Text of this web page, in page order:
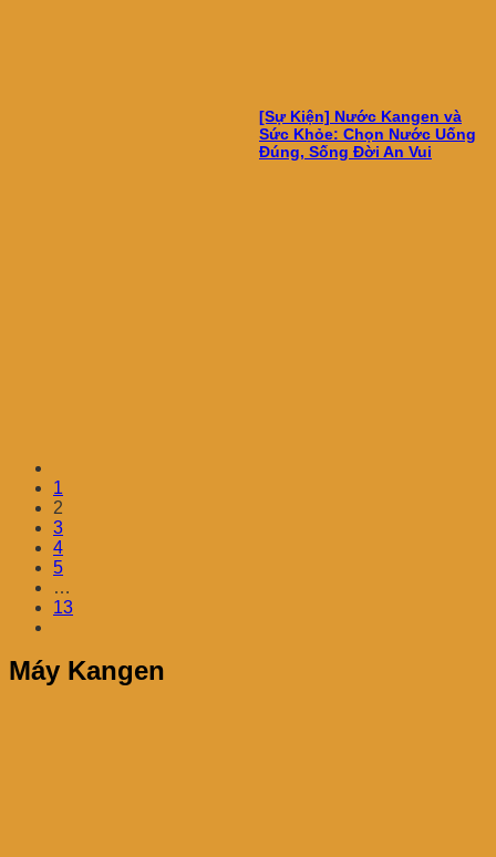
[Sự Kiện] Nước Kangen và
Sức Khỏe: Chọn Nước Uống
Đúng, Sống Đời An Vui
1
2
3
4
5
…
13
Máy Kangen